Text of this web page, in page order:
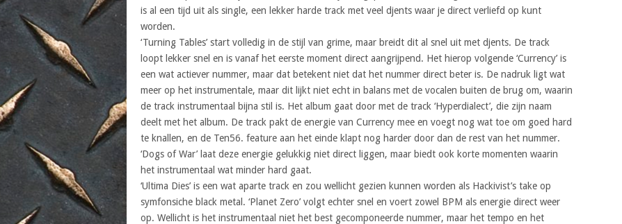
is al een tijd uit als single, een lekker harde track met veel djents waar je direct verliefd op kunt
worden.
‘Turning Tables’ start volledig in de stijl van grime, maar breidt dit al snel uit met djents. De track
loopt lekker snel en is vanaf het eerste moment direct aangrijpend. Het hierop volgende ‘Currency’ is
een wat actiever nummer, maar dat betekent niet dat het nummer direct beter is. De nadruk ligt wat
meer op het instrumentale, maar dit lijkt niet echt in balans met de vocalen buiten de brug om, waarin
de track instrumentaal bijna stil is. Het album gaat door met de track ‘Hyperdialect’, die zijn naam
deelt met het album. De track pakt de energie van Currency mee en voegt nog wat toe om goed hard
te knallen, en de Ten56. feature aan het einde klapt nog harder door dan de rest van het nummer.
‘Dogs of War’ laat deze energie gelukkig niet direct liggen, maar biedt ook korte momenten waarin
het instrumentaal wat minder hard gaat.
‘Ultima Dies’ is een wat aparte track en zou wellicht gezien kunnen worden als Hackivist’s take op
symfonsiche black metal. ‘Planet Zero’ volgt echter snel en voert zowel BPM als energie direct weer
op. Wellicht is het instrumentaal niet het best gecomponeerde nummer, maar het tempo en het